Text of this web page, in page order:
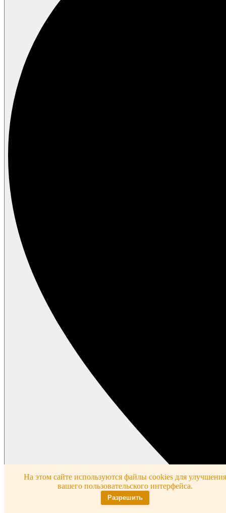
На этом сайте используются файлы cookies для улучшения
вашего пользовательского интерфейса.
Разрешить